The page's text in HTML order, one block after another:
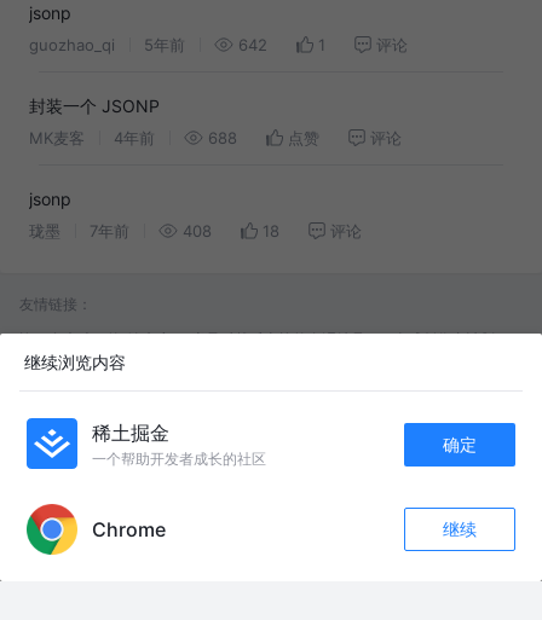
250
jsonp
guozhao_qi 5年前 642 1 评论
封装一个 JSONP
MK麦客 4年前 688 点赞 评论
jsonp
珑墨 7年前 408 18 评论
友情链接：
许三多坐吐了的“铁疙瘩”，竟是对越反击战的血泪结晶？ #全球创作者计划 #
时代的荣耀 #零基础看懂全球 #对越反击战 #武器装备
司空震教学
唐湘龙专访丽文 #台湾名嘴 唐湘龙#台名嘴时事评论 #精彩对谈 丽文谈统一
#敬礼伟大的毛主席
8.7周五早课彬彬有氧运动直播回放完整版燃脂暴汗瘦身瘦肚子 #彬彬有氧运
动 #彬彬有氧运动直播回放 #瘦全身 #好身材练起来 #暴汗燃脂瘦全身
继续浏览内容
稀土掘金
一个帮助开发者成长的社区
确定
Chrome 继续